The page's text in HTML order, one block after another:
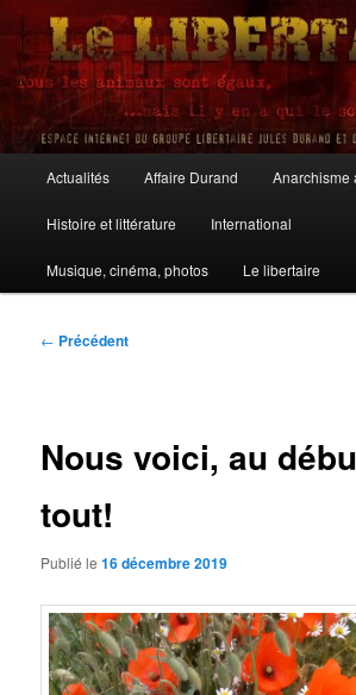
Aller
contenu
principalLe Libertaire
principal
Actualités Affaire Durand Anarchisme
Histoire et littérature International
Musique, cinéma, photos Le libertaire
Navigation
← Précédent
Nous voici, au
tout!
Publié le16 décembre 2019